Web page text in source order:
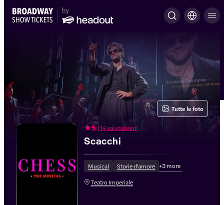
5 (14 valutazioni)
Scacchi
Musical Storie d'amore +3more
Teatro Imperiale
Tutte le foto